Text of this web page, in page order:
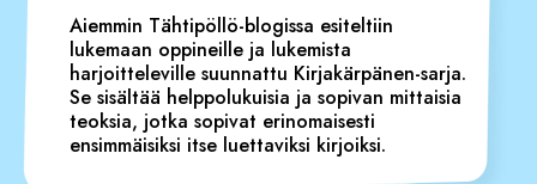
Aiemmin Tähtipöllö-blogissa esiteltiin
lukemaan oppineille ja lukemista
harjoitteleville suunnattu Kirjakärpänen-sarja.
Se sisältää helppolukuisia ja sopivan mittaisia
teoksia, jotka sopivat erinomaisesti
ensimmäisiksi itse luettaviksi kirjoiksi.